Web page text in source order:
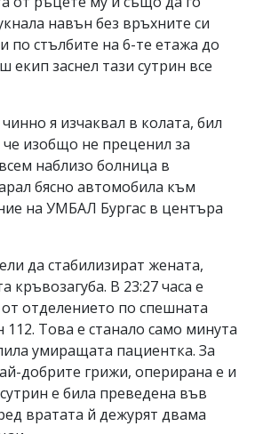
навън без връхните си
по стълбите на 6-те етажа до
екип заснел тази сутрин все
я изчаквал в колата, бил
изобщо не преценил за
наблизо болница в
бясно автомобила към
на УМБАЛ Бургас в центъра
да стабилизират жената,
кръвозагуба. В 23:27 часа е
отделението по спешната
Това е станало само минута
умиращата пациентка. За
добрите грижи, оперирана е и
е била преведена във
вратата й дежурят двама